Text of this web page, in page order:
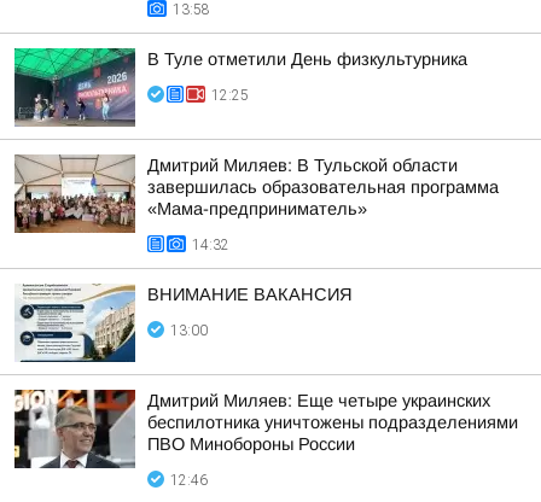
13:58
В Туле отметили День физкультурника
12:25
Дмитрий Миляев: В Тульской области
завершилась образовательная программа
«Мама-предприниматель»
14:32
ВНИМАНИЕ ВАКАНСИЯ
13:00
Дмитрий Миляев: Еще четыре украинских
беспилотника уничтожены подразделениями
ПВО Минобороны России
12:46